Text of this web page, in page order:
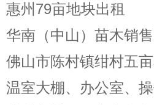
惠州79亩地块出租
华南（中山）苗木销
佛山市陈村镇绀村五
温室大棚、办公室、